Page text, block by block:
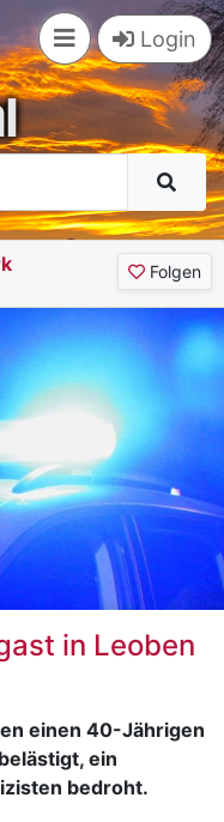
Login
Folgen
in Leoben
einen 40-Jährigen
ein
bedroht.